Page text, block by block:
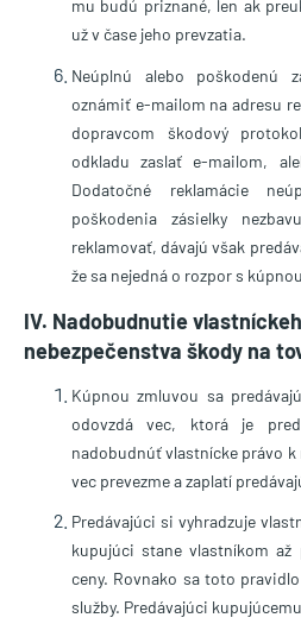
mu budú priznané, len ak
už v čase jeho prevzatia.
Neúplnú alebo poškodenú
oznámiť e-mailom na adresu
dopravcom škodový
odkladu zaslať e-mailom,
Dodatočné reklamácie
poškodenia zásielky
reklamovať, dávajú však
že sa nejedná o rozpor s
IV. Nadobudnutie
nebezpečenstva škody na
Kúpnou zmluvou sa
odovzdá vec, ktorá je
nadobudnúť vlastnícke právo k
vec prevezme a zaplatí
Predávajúci si vyhradzuje
kupujúci stane vlastníkom
ceny. Rovnako sa toto
služby. Predávajúci